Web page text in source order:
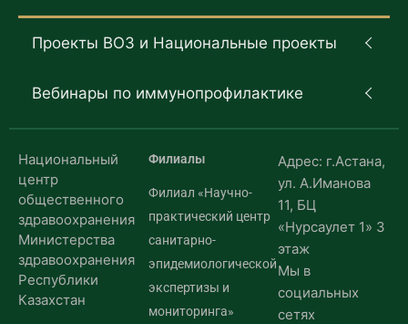
Проекты ВОЗ и Национальные проекты
Вебинары по иммунопрофилактике
Национальный
центр
общественного
здравоохранения
Министерства
здравоохранения
Республики
Казахстан
Филиалы
Филиал «Научно-
практический центр
санитарно-
эпидемиологической
экспертизы и
мониторинга»
Адрес: г.Астана,
ул. А.Иманова
11, БЦ
«Нурсаулет 1» 3
этаж
Мы в
социальных
сетях